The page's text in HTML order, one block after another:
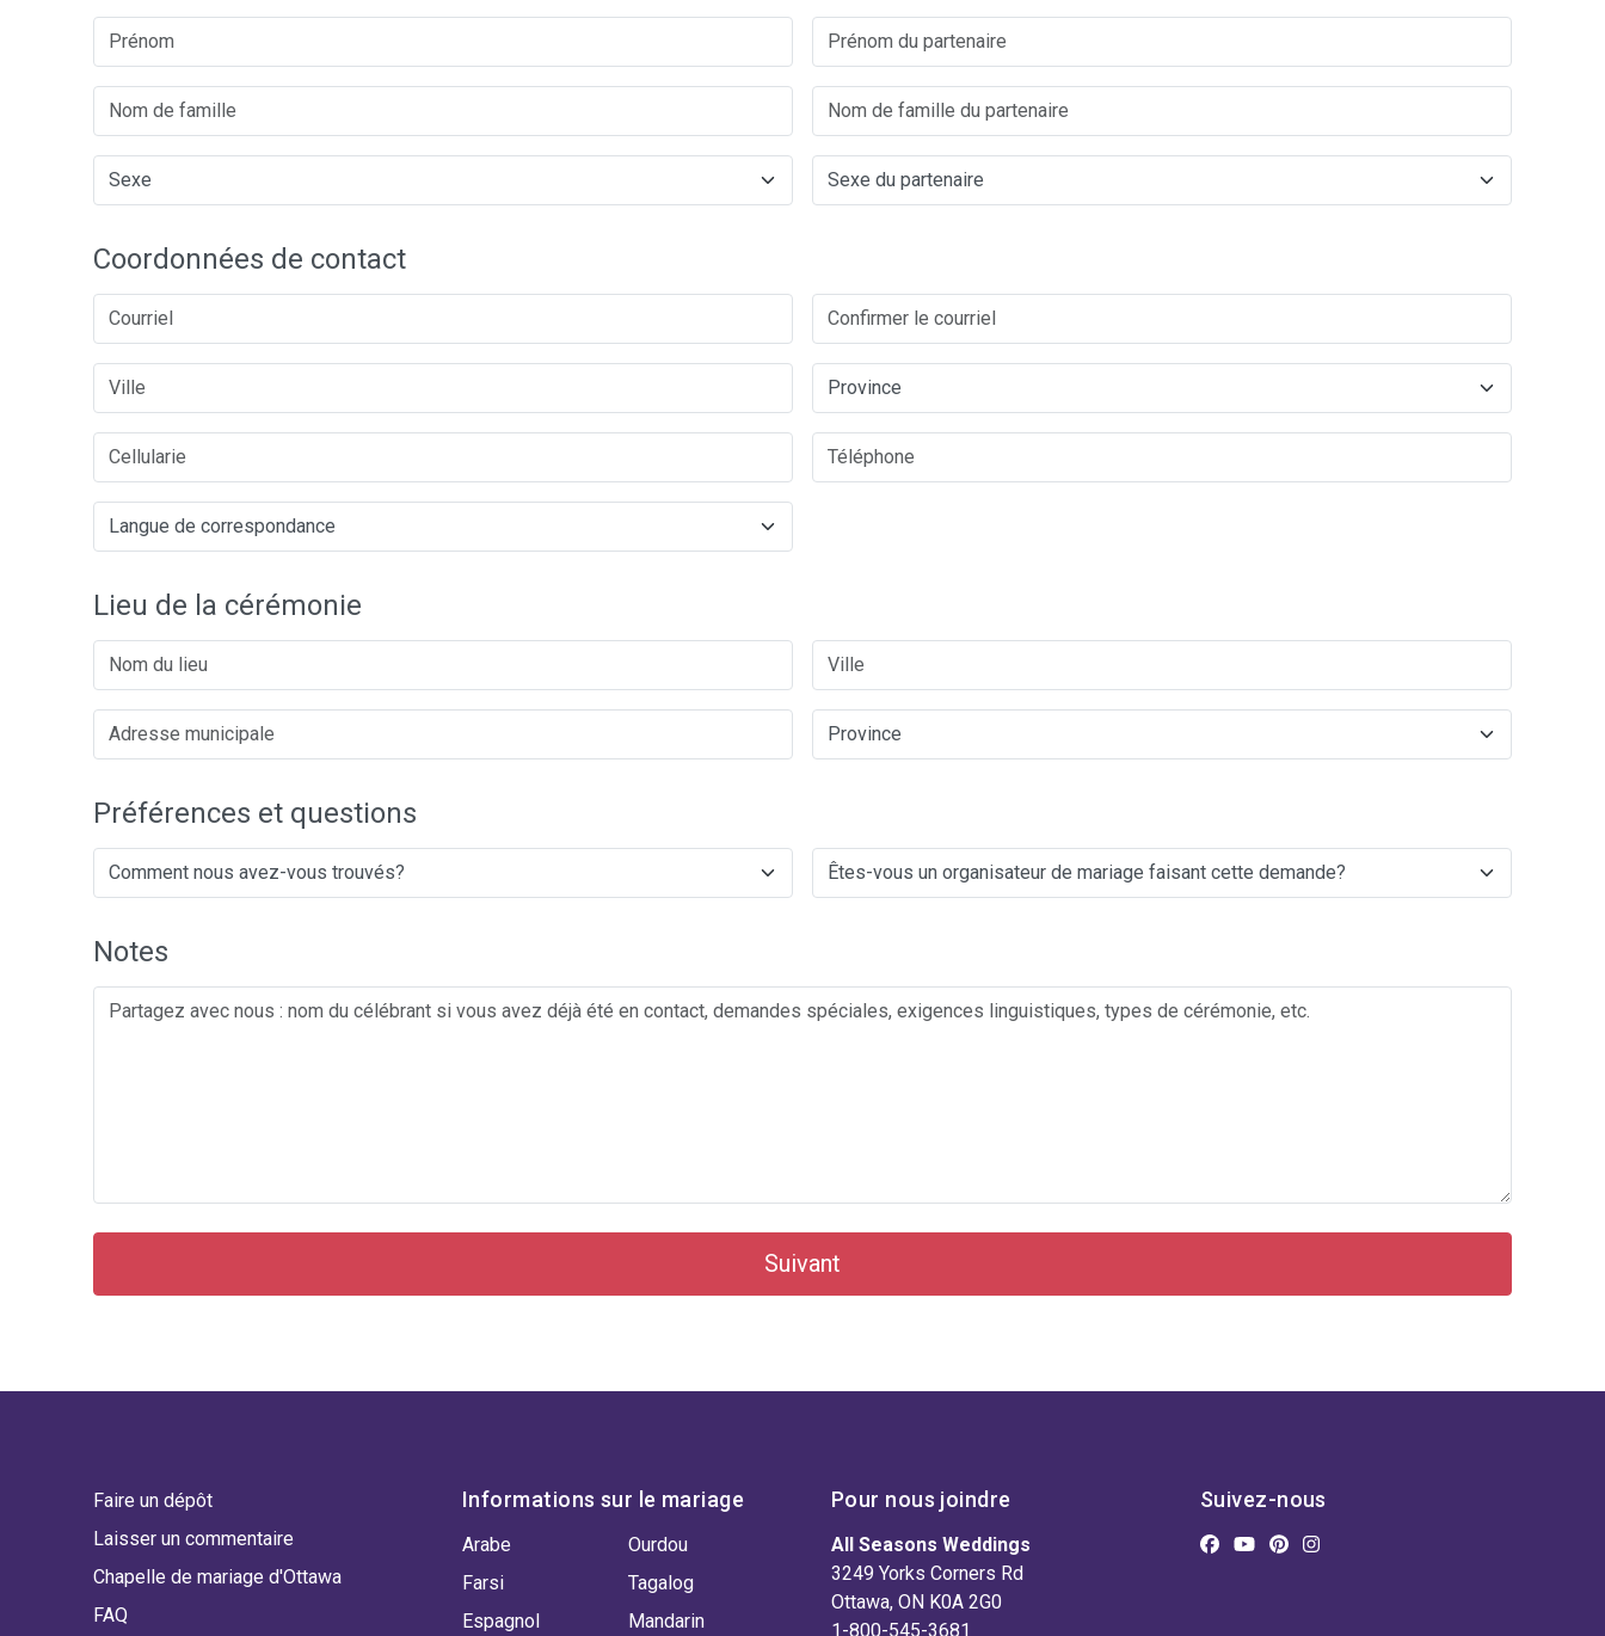
Coordonnées de contact
Lieu de la cérémonie
Préférences et questions
Notes
Suivant
Faire un dépôt
Laisser un commentaire
Chapelle de mariage d'Ottawa
FAQ
Informations sur le mariage
Arabe
Farsi
Espagnol
Ourdou
Tagalog
Mandarin
Pour nous joindre
All Seasons Weddings
3249 Yorks Corners Rd
Ottawa, ON K0A 2G0
1-800-545-3681
Suivez-nous